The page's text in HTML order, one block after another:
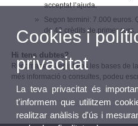
acceptat l’ajuda.
Segon termini: 7.000 euros.
de 42 crèdits de primer curs.
Hi tens dubtes?
Recomanem llegir totes les bases de
més informació o consultes, podeu
Cookies i
privacitat
La teva privacitat és
t'informem que utilitzem
realitzar anàlisis d'ús i